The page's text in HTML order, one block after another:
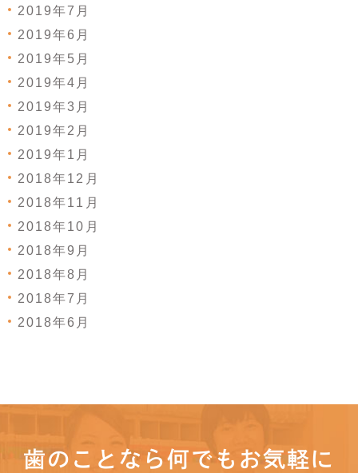
2019年7月
2019年6月
2019年5月
2019年4月
2019年3月
2019年2月
2019年1月
2018年12月
2018年11月
2018年10月
2018年9月
2018年8月
2018年7月
2018年6月
歯のことなら何でもお気軽に